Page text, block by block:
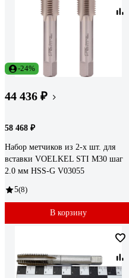
-24%
44 436 ₽
58 468 ₽
Набор метчиков из 2-х шт. для
вставки VOELKEL STI М30 шаг
2.0 мм HSS-G V03055
5(8)
В корзину